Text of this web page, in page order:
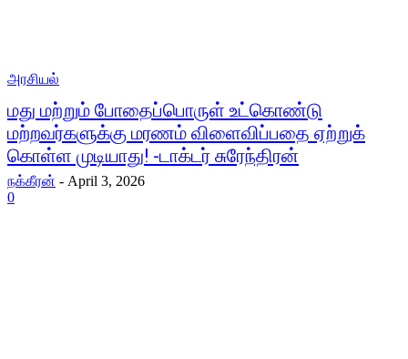
அரசியல்
மது மற்றும் போதைப்பொருள் உட்கொண்டு
மற்றவர்களுக்கு மரணம் விளைவிப்பதை ஏற்றுக்
கொள்ள முடியாது! -டாக்டர் சுரேந்திரன்
நக்கீரன் - April 3, 2026
0